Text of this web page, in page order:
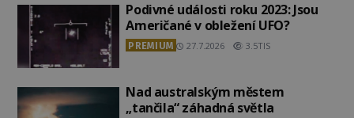
Podivné události roku 2023: Jsou
Američané v obležení UFO?
PREMIUM 27.7.2026 3.5TIS
Nad australským městem
„tančila“ záhadná světla